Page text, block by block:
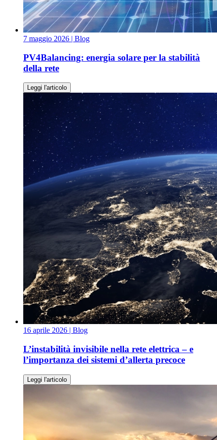
7 maggio 2026 | Blog
PV4Balancing: energia solare per la stabilità
della rete
Leggi l'articolo
16 aprile 2026 | Blog
L’instabilità invisibile nella rete elettrica – e
l’importanza dei sistemi d’allerta precoce
Leggi l'articolo